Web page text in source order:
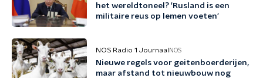
het wereldtoneel? 'Rusland is een
militaire reus op lemen voeten'
NOS Radio 1 Journaal NOS
Nieuwe regels voor geitenboerderijen,
maar afstand tot nieuwbouw nog